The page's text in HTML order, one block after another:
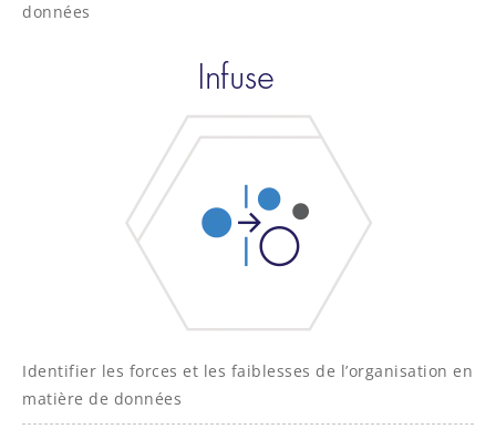
données
Identifier les forces et les faiblesses de l’organisation en
matière de données